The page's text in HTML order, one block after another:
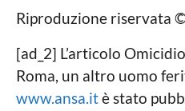
Riproduzione riservata
[ad_2] L’articolo
Roma, un altro uomo
www.ansa.itè stato